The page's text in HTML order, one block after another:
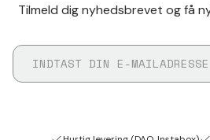
Tilmeld dig nyhedsbrevet og få